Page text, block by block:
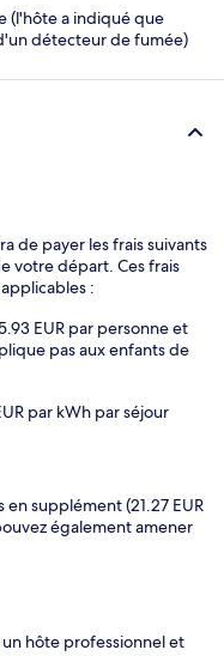
(l'hôte a indiqué que
détecteur de fumée)
de payer les frais suivants
votre départ. Ces frais
:
EUR par personne et
pas aux enfants de
par kWh par séjour
supplément (21.27 EUR
également amener
hôte professionnel et